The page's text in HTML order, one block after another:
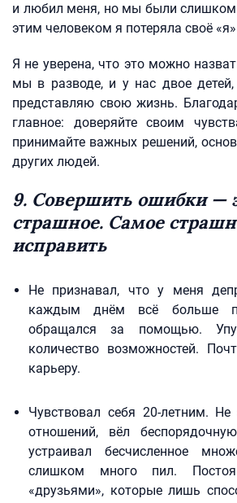
и любил меня, но мы были
этим человеком я потеряла своё
Я не уверена, что это можно
мы в разводе, и у нас двое
представляю свою жизнь.
главное: доверяйте своим
принимайте важных решений,
других людей.
9. Совершить ошибки —
страшное. Самое
исправить
Не признавал, что у меня
каждым днём всё больше
обращался за помощью.
количество возможностей.
карьеру.
Чувствовал себя 20-летним. Не
отношений, вёл
устраивал бесчисленное
слишком много пил.
«друзьями», которые лишь